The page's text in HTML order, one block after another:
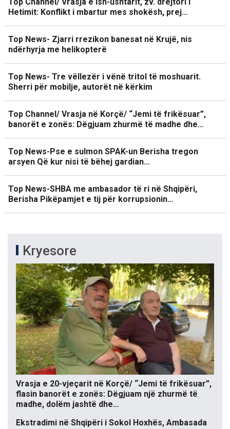
Hetimit: Konflikt i mbartur mes shokësh, prej…
Top News- Zjarri rrezikon banesat në Krujë, nis
ndërhyrja me helikopterë
Top News- Tre vëllezër i vënë tritol të moshuarit.
Sherri për mobilje, autorët në kërkim
Top Channel/ Vrasja në Korçë/ “Jemi të frikësuar”,
banorët e zonës: Dëgjuam zhurmë të madhe dhe…
Top News-Pse e sulmon SPAK-un Berisha tregon
arsyen Që kur nisi të bëhej gardian…
Top News-SHBA me ambasador të ri në Shqipëri,
Berisha Pikëpamjet e tij për korrupsionin…
Kryesore
Vrasja e 20-vjeçarit në Korçë/ “Jemi të frikësuar”,
flasin banorët e zonës: Dëgjuam një zhurmë të
madhe, dolëm jashtë dhe…
Ekstradimi në Shqipëri i Sokol Hoxhës, Ambasada